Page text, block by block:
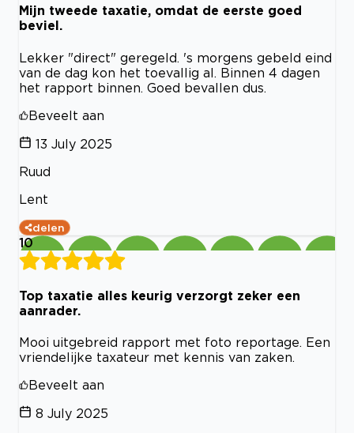
Mijn tweede taxatie, omdat de eerste goed
beviel.
Lekker "direct" geregeld. 's morgens gebeld eind
van de dag kon het toevallig al. Binnen 4 dagen
het rapport binnen. Goed bevallen dus.
Beveelt aan
13 July 2025
Ruud
Lent
delen
10
Top taxatie alles keurig verzorgt zeker een
aanrader.
Mooi uitgebreid rapport met foto reportage. Een
vriendelijke taxateur met kennis van zaken.
Beveelt aan
8 July 2025